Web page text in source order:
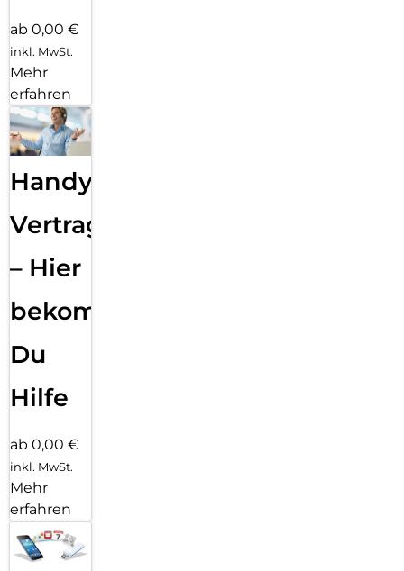
ab 0,00 €
inkl. MwSt.
Mehr
erfahren
Handy
Vertragsabwicklung
– Hier
bekommst
Du
Hilfe
ab 0,00 €
inkl. MwSt.
Mehr
erfahren